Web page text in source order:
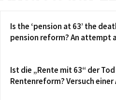
Is the ‘pension at 63’ the
pension reform? An attempt
Ist die „Rente mit 63“ der
Rentenreform? Versuch einer